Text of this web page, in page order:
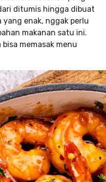
ditumis hingga dibuat
enak, nggak perlu
makanan satu ini.
memasak menu